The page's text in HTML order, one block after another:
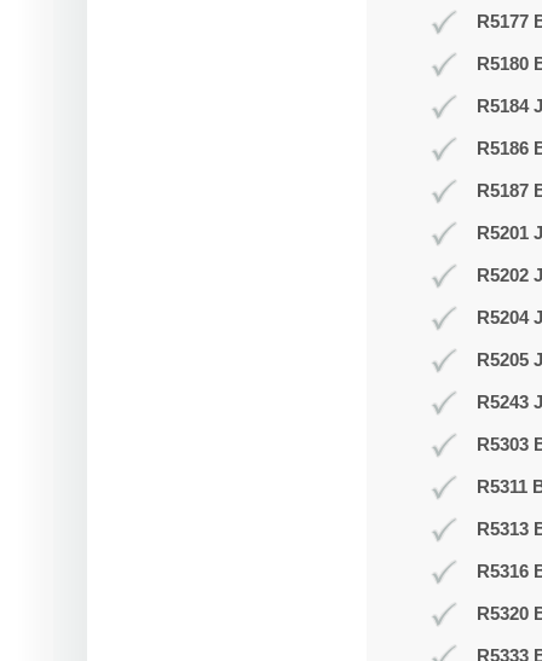
R5177
R5180
R5184
R5186
R5187
R5201
R5202
R5204
R5205
R5243
R5303
R5311
R5313
R5316
R5320
R5333